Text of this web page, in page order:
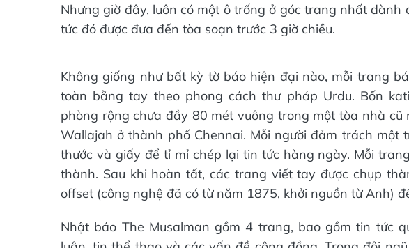
Nhưng giờ đây, luôn có một ô trống ở góc trang nhất
tức đó được đưa đến tòa soạn trước 3 giờ chiều.
Không giống như bất kỳ tờ báo hiện đại nào, mỗi trang
toàn bằng tay theo phong cách thư pháp Urdu. Bốn
phòng rộng chưa đầy 80 mét vuông trong một tòa nhà
Wallajah ở thành phố Chennai. Mỗi người đảm trách một
thước và giấy để tỉ mỉ chép lại tin tức hàng ngày. Mỗi
thành. Sau khi hoàn tất, các trang viết tay được chụp
offset (công nghệ đã có từ năm 1875, khởi nguồn từ Anh)
Nhật báo The Musalman gồm 4 trang, bao gồm tin tức